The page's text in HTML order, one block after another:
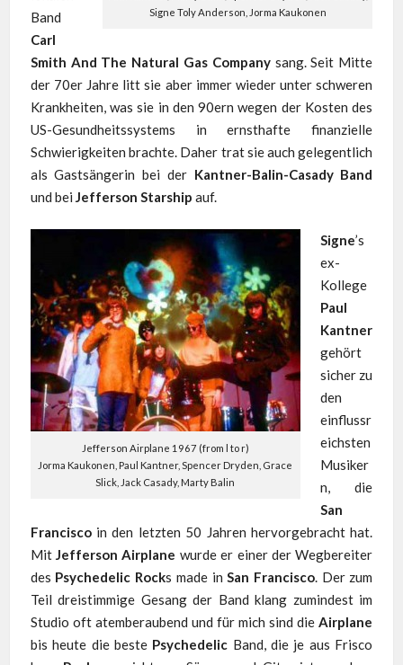
Signe Toly Anderson, Jorma Kaukonen
Band
Carl
Smith And The Natural Gas Companysang. Seit Mitte
der 70er Jahre litt sie aber immer wieder unter schweren
Krankheiten, was sie in den 90ern wegen der Kosten des
US-Gesundheitssystems in ernsthafte finanzielle
Schwierigkeiten brachte. Daher trat sie auch gelegentlich
als Gastsängerin bei der Kantner-Balin-Casady Band
und bei Jefferson Starship auf.
Jefferson Airplane 1967 (from l to r)
Jorma Kaukonen, Paul Kantner, Spencer Dryden, Grace
Slick, Jack Casady, Marty Balin
Signe’s
ex-
Kollege
Paul
Kantner
gehört
sicher zu
den
einflussr
eichsten
Musiker
n, die
San
Franciscoin den letzten 50 Jahren hervorgebracht hat.
Mit Jefferson Airplane wurde er einer der Wegbereiter
des Psychedelic Rocks made in San Francisco. Der zum
Teil dreistimmige Gesang der Band klang zumindest im
Studio oft atemberaubend und für mich sind die Airplane
bis heute die beste Psychedelic Band, die je aus Frisco